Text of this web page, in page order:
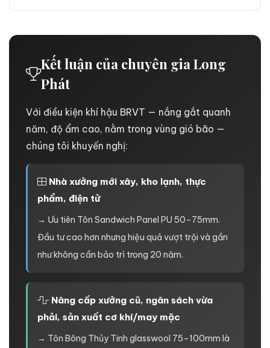
Kết luận của chuyên gia Long
Phát
Với điều kiện khí hậu BRVT — nắng gắt quanh
năm, độ ẩm cao, nằm trong vùng gió bão —
chúng tôi khuyến nghị:
Nhà xưởng mới xây, kho lạnh, thực
phẩm, điện tử
→ Ưu tiên Tôn Sandwich Panel PU 50–75mm.
Đầu tư cao hơn nhưng hiệu quả vượt trội và gần
như không cần bảo trì trong 20 năm.
Nâng cấp xưởng cũ, ngân sách vừa
phải, sản xuất cơ khí/may mặc
→ Tôn Bông Thủy Tinh glasswool 75–100mm là